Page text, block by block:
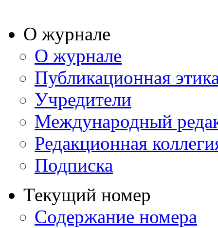
О журнале
О журнале
Публикационная
Учредители
Международный
Редакционная
Подписка
Текущий номер
Содержание номера